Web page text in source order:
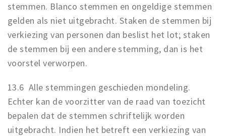
stemmen. Blanco stemmen en ongeldige stemmen
gelden als niet uitgebracht. Staken de stemmen bij
verkiezing van personen dan beslist het lot; staken
de stemmen bij een andere stemming, dan is het
voorstel verworpen.
13.6 Alle stemmingen geschieden mondeling.
Echter kan de voorzitter van de raad van toezicht
bepalen dat de stemmen schriftelijk worden
uitgebracht. Indien het betreft een verkiezing van